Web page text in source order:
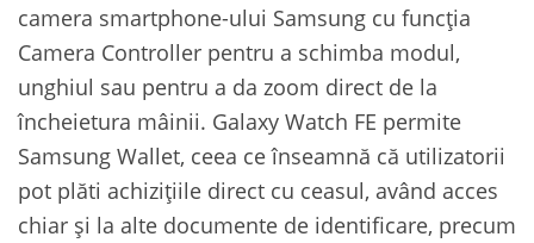
camera smartphone-ului Samsung cu funcția
Camera Controller pentru a schimba modul,
unghiul sau pentru a da zoom direct de la
încheietura mâinii. Galaxy Watch FE permite
Samsung Wallet, ceea ce înseamnă că utilizatorii
pot plăti achizițiile direct cu ceasul, având acces
chiar și la alte documente de identificare, precum